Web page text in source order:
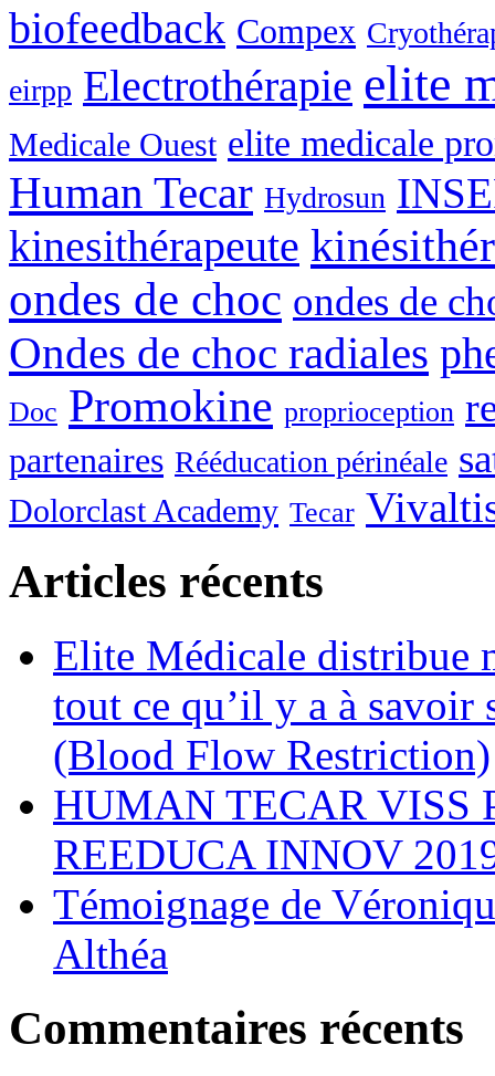
biofeedback Compex
eirpp Electrothérapie elite
Medicale Ouest elite medicale
Human Tecar Hydrosun
kinesithérapeute
ondes de choc ondes de
Ondes de choc radiales
Doc Promokine proprioception
partenaires Rééducation périnéale
Dolorclast Academy Tecar
Articles récents
Elite Médicale distribue
tout ce qu’il y a à savoir
(Blood Flow Restriction)
HUMAN TECAR VISS
REEDUCA INNOV
Témoignage de
Althéa
Commentaires récents